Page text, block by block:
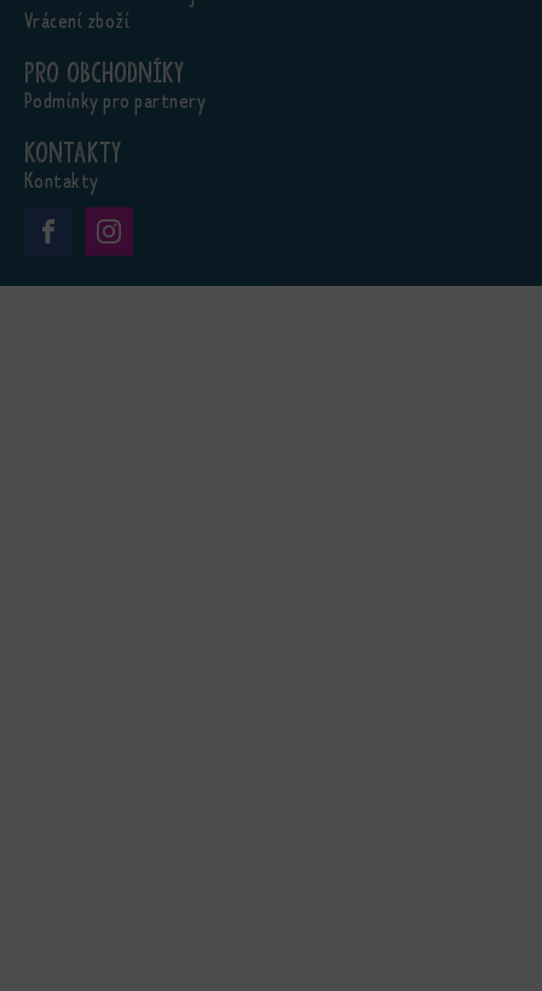
Vrácení zboží
Pro obchodníky
Podmínky pro partnery
Kontakty
Kontakty